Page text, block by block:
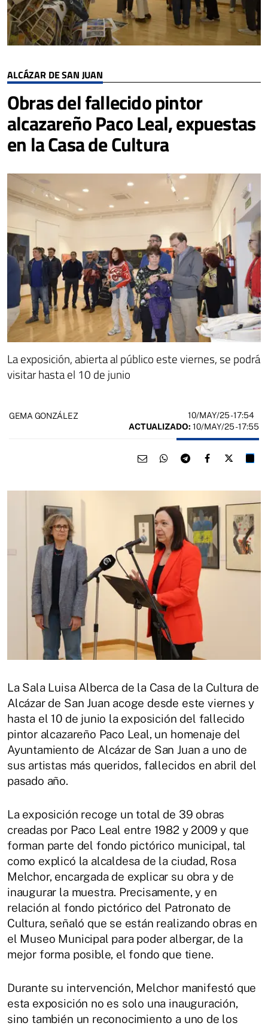
ALCÁZAR DE SAN JUAN
Obras del fallecido pintor
alcazareño Paco Leal, expuestas
en la Casa de Cultura
La exposición, abierta al público este viernes, se podrá
visitar hasta el 10 de junio
GEMA GONZÁLEZ 10/MAY/25- 17:54
ACTUALIZADO: 10/MAY/25 - 17:55
La Sala Luisa Alberca de la Casa de la Cultura de
Alcázar de San Juan acoge desde este viernes y
hasta el 10 de junio la exposición del fallecido
pintor alcazareño Paco Leal, un homenaje del
Ayuntamiento de Alcázar de San Juan a uno de
sus artistas más queridos, fallecidos en abril del
pasado año.
La exposición recoge un total de 39 obras
creadas por Paco Leal entre 1982 y 2009 y que
forman parte del fondo pictórico municipal, tal
como explicó la alcaldesa de la ciudad, Rosa
Melchor, encargada de explicar su obra y de
inaugurar la muestra. Precisamente, y en
relación al fondo pictórico del Patronato de
Cultura, señaló que se están realizando obras en
el Museo Municipal para poder albergar, de la
mejor forma posible, el fondo que tiene.
Durante su intervención, Melchor manifestó que
esta exposición no es solo una inauguración,
sino también un reconocimiento a uno de los